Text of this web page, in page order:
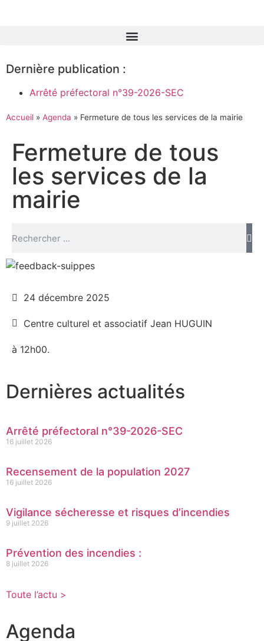
Dernière publication :
Arrêté préfectoral n°39-2026-SEC
Accueil » Agenda » Fermeture de tous les services de la mairie
Fermeture de tous
les services de la
mairie
à 12h00.
24 décembre 2025
Centre culturel et associatif Jean HUGUIN
Dernières actualités
Arrêté préfectoral n°39-2026-SEC
16 juillet 2026
Recensement de la population 2027
16 juillet 2026
Vigilance sécheresse et risques d’incendies
9 juillet 2026
Prévention des incendies :
8 juillet 2026
Toute l’actu >
Agenda